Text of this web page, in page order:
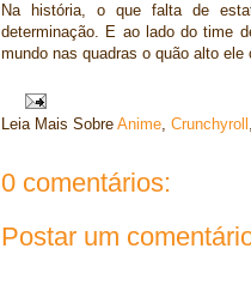
Na história, o que falta de
determinação. E ao lado do time
mundo nas quadras o quão alto ele
Leia Mais Sobre Anime Crunchyroll
0 comentários:
Postar um